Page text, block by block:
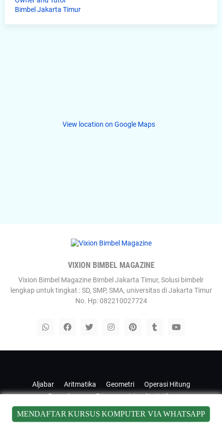
MENDAFTAR KURSUS KOMPUTER VIA WHATSAPP
Bimbel Jakarta Timur
View location on Google Maps
VIXION BIMBEL MAGAZINE
Vixion Bimbel Magazine Bimbel Jakarta Timur, Solusi bimbelr
lengkap untuk tingkat : SD, SMP, SMA, universitas di Jakarta Timur
No. Hp: 082210027724
Aljabar Aritmatika Geometri
Operasi Hitung
Pengukuran
Trigonometri Statistika
Blogger byRadarhot Com| Distributed by Institute of Life